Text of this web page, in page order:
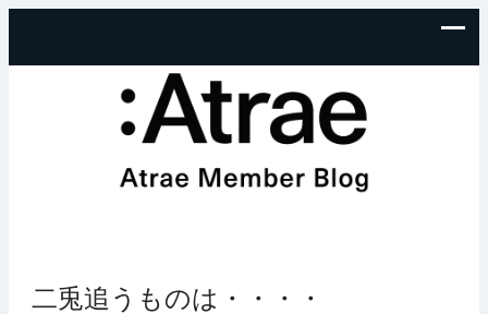
二兎追うものは・・・・